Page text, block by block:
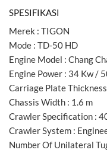
SPESIFIKASI
Merek : TIGON
Mode : TD-50 HD
Engine Model : Chang
Engine Power : 34 Kw /
Carriage Plate
Chassis Width : 1.6 m
Crawler Specification :
Crawler System :
Number Of Unilateral